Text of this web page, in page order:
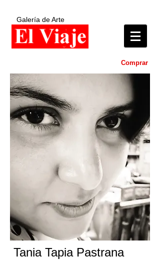
Galería de Arte
Comprar
Tania Tapia Pastrana